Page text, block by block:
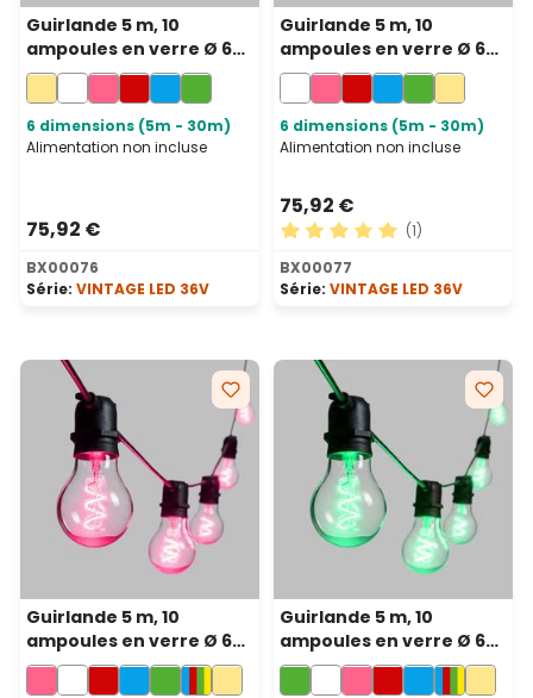
Guirlande 5 m, 10
ampoules en verre Ø 60
mm, led blanc chaud en
spirale, prolongeable
6 dimensions (5m - 30m)
Alimentation non incluse
75,92 €
BX00076
Série: VINTAGE LED 36V
Guirlande 5 m, 10
ampoules en verre Ø 60
mm, led blanc froid en
spirale, prolongeable
6 dimensions (5m - 30m)
Alimentation non incluse
75,92 €
Note moyenne de 5 sur 5
(1)
BX00077
Série: VINTAGE LED 36V
Guirlande 5 m, 10
ampoules en verre Ø 60
mm, led rose en spirale,
prolongeable
Guirlande 5 m, 10
ampoules en verre Ø 60
mm, led vert en spirale,
prolongeable